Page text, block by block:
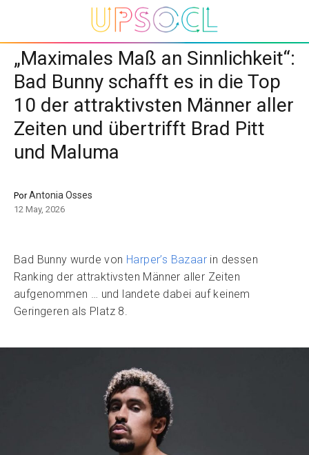
„Maximales Maß an Sinnlichkeit“:
Bad Bunny schafft es in die Top
10 der attraktivsten Männer aller
Zeiten und übertrifft Brad Pitt
und Maluma
PorAntonia Osses
12 May, 2026
Bad Bunny wurde von Harper’s Bazaar in dessen
Ranking der attraktivsten Männer aller Zeiten
aufgenommen … und landete dabei auf keinem
Geringeren als Platz 8.